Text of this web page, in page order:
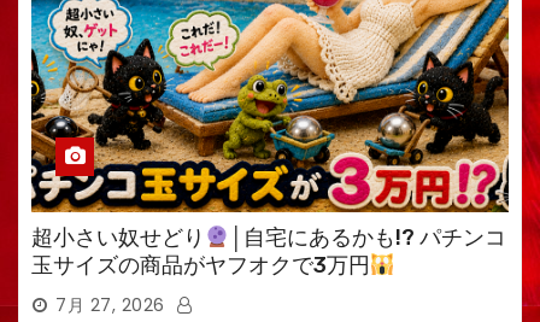
超小さい奴せどり
│自宅にあるかも!? パチンコ
玉サイズの商品がヤフオクで3万円
7月 27, 2026